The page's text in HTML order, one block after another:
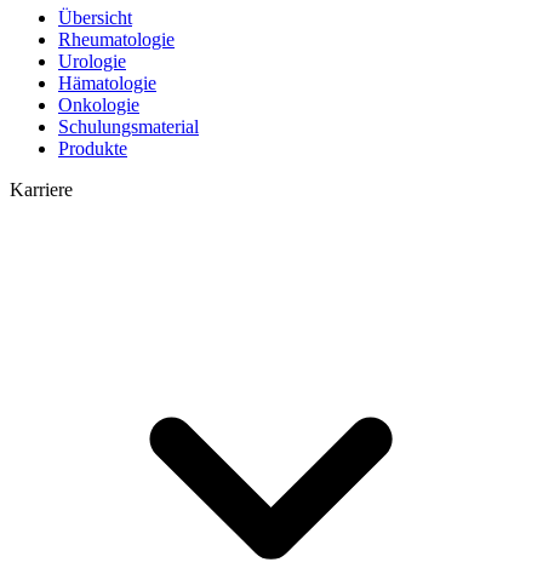
Übersicht
Rheumatologie
Urologie
Hämatologie
Onkologie
Schulungsmaterial
Produkte
Karriere